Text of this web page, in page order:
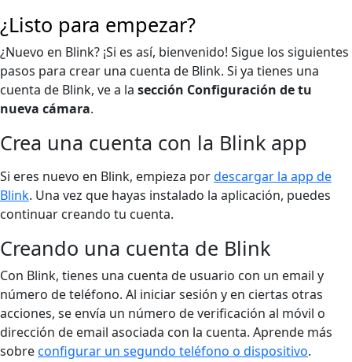
¿Listo para empezar?
¿Nuevo en Blink? ¡Si es así, bienvenido! Sigue los siguientes
pasos para crear una cuenta de Blink. Si ya tienes una
cuenta de Blink, ve a la sección Configuración de tu
nueva cámara.
Crea una cuenta con la Blink app
Si eres nuevo en Blink, empieza pordescargar la app de
Blink. Una vez que hayas instalado la aplicación, puedes
continuar creando tu cuenta.
Creando una cuenta de Blink
Con Blink, tienes una cuenta de usuario con un email y
número de teléfono. Al iniciar sesión y en ciertas otras
acciones, se envía un número de verificación al móvil o
dirección de email asociada con la cuenta. Aprende más
sobreconfigurar un segundo teléfono o dispositivo.